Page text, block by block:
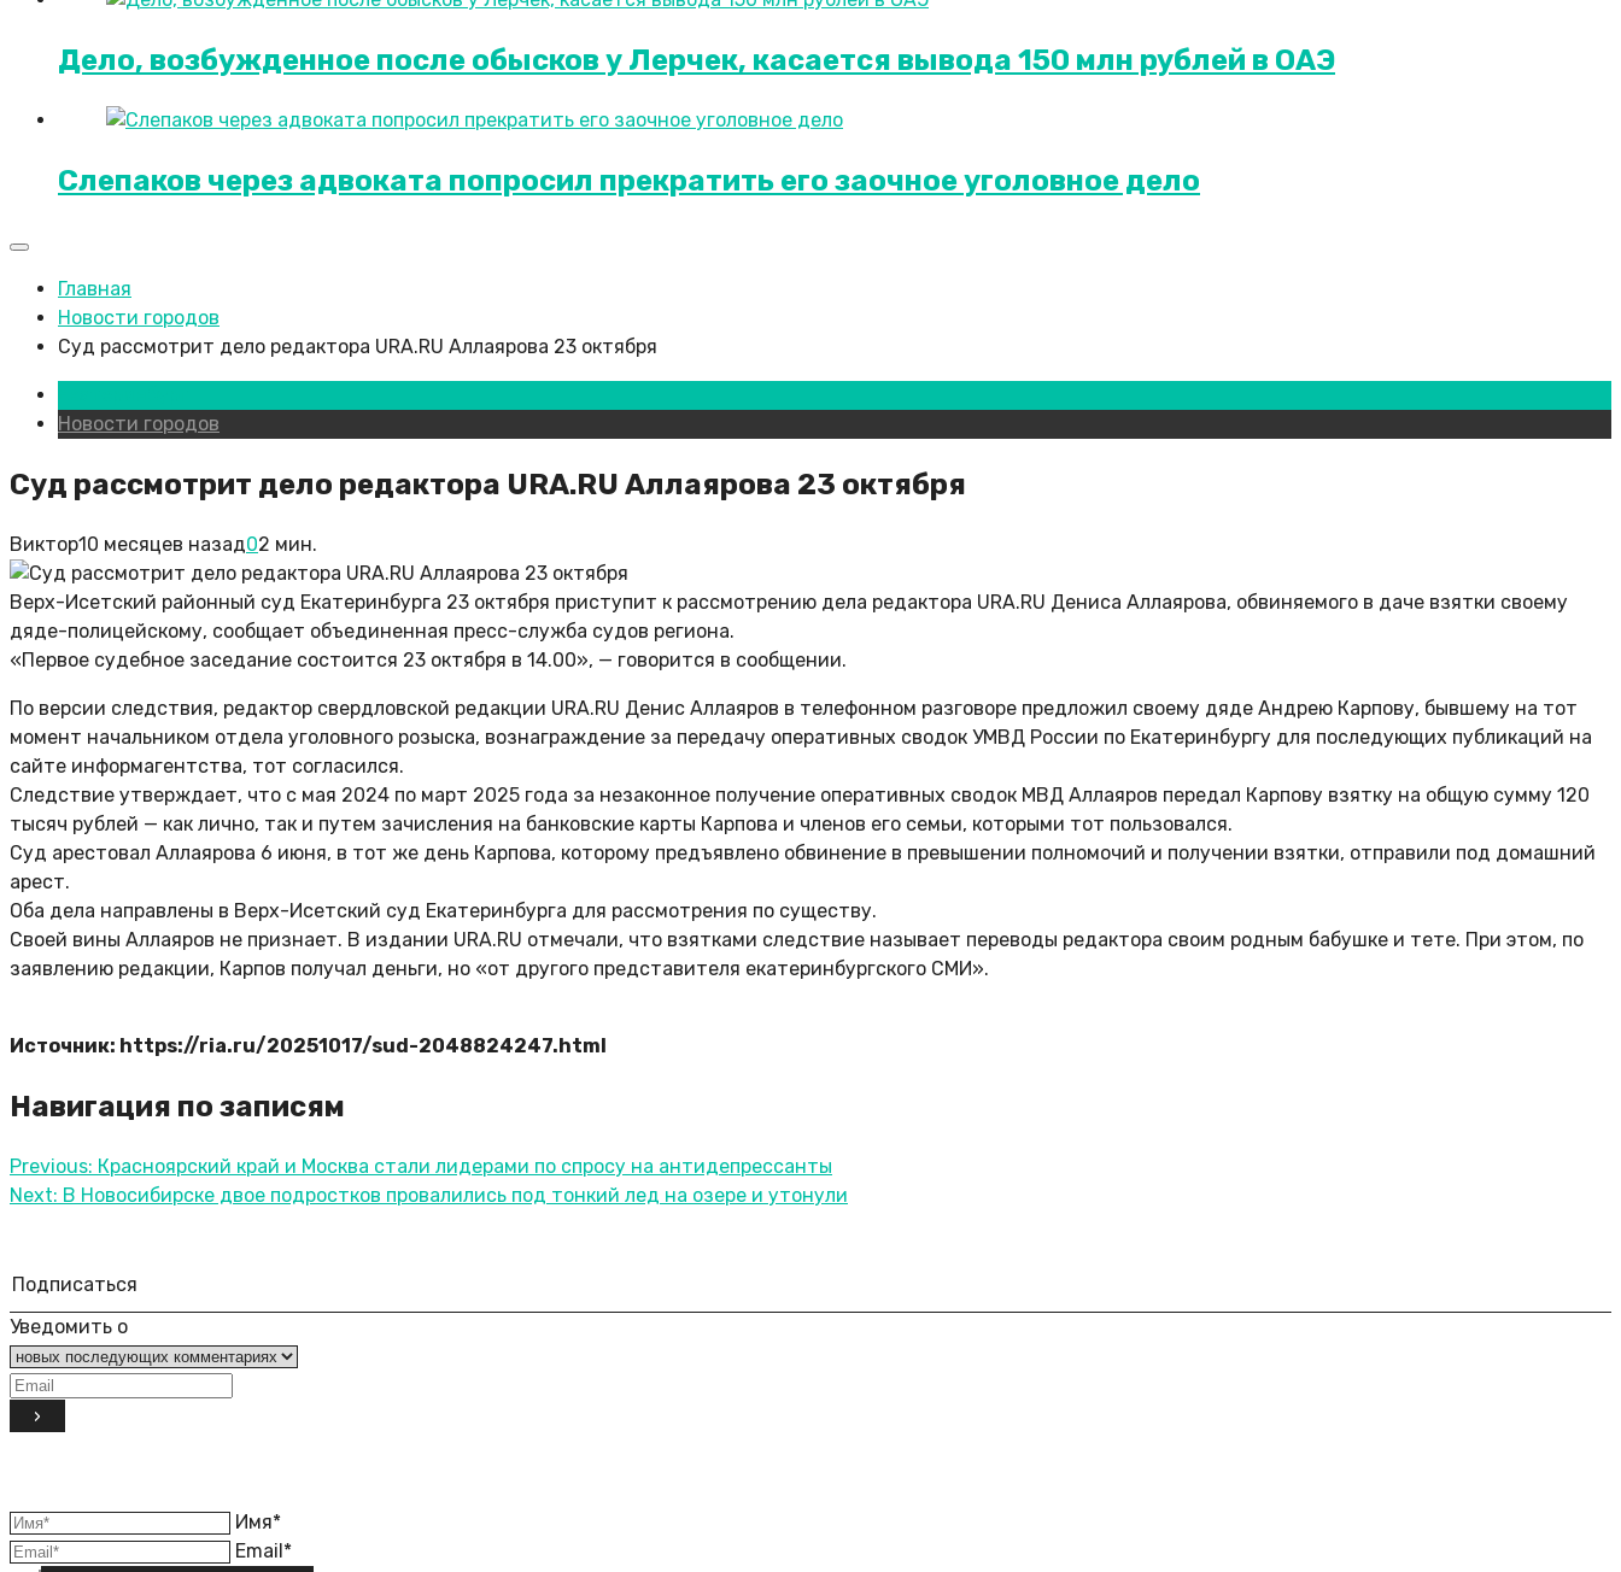
Дело, возбужденное после обысков у Лерчек, касается вывода 150 млн рублей в ОАЭ
Слепаков через адвоката попросил прекратить его заочное уголовное дело
Главная
Новости городов
Суд рассмотрит дело редактора URA.RU Аллаярова 23 октября
Новости городов
Суд рассмотрит дело редактора URA.RU Аллаярова 23 октября
Виктор10 месяцев назад02 мин.
Верх-Исетский районный суд Екатеринбурга 23 октября приступит к рассмотрению дела редактора URA.RU Дениса Аллаярова, обвиняемого в даче взятки своему
дяде-полицейскому, сообщает объединенная пресс-служба судов региона.
«Первое судебное заседание состоится 23 октября в 14.00», — говорится в сообщении.
По версии следствия, редактор свердловской редакции URA.RU Денис Аллаяров в телефонном разговоре предложил своему дяде Андрею Карпову, бывшему на тот
момент начальником отдела уголовного розыска, вознаграждение за передачу оперативных сводок УМВД России по Екатеринбургу для последующих публикаций на
сайте информагентства, тот согласился.
Следствие утверждает, что с мая 2024 по март 2025 года за незаконное получение оперативных сводок МВД Аллаяров передал Карпову взятку на общую сумму 120
тысяч рублей — как лично, так и путем зачисления на банковские карты Карпова и членов его семьи, которыми тот пользовался.
Суд арестовал Аллаярова 6 июня, в тот же день Карпова, которому предъявлено обвинение в превышении полномочий и получении взятки, отправили под домашний
арест.
Оба дела направлены в Верх-Исетский суд Екатеринбурга для рассмотрения по существу.
Своей вины Аллаяров не признает. В издании URA.RU отмечали, что взятками следствие называет переводы редактора своим родным бабушке и тете. При этом, по
заявлению редакции, Карпов получал деньги, но «от другого представителя екатеринбургского СМИ».
Источник: https://ria.ru/20251017/sud-2048824247.html
Навигация по записям
Previous: Красноярский край и Москва стали лидерами по спросу на антидепрессанты
Next: В Новосибирске двое подростков провалились под тонкий лед на озере и утонули
Подписаться
Уведомить о
Имя*
Email*